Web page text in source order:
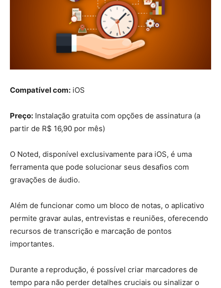
Compatível com: iOS
Preço: Instalação gratuita com opções de assinatura (a
partir de R$ 16,90 por mês)
O Noted, disponível exclusivamente para iOS, é uma
ferramenta que pode solucionar seus desafios com
gravações de áudio.
Além de funcionar como um bloco de notas, o aplicativo
permite gravar aulas, entrevistas e reuniões, oferecendo
recursos de transcrição e marcação de pontos
importantes.
Durante a reprodução, é possível criar marcadores de
tempo para não perder detalhes cruciais ou sinalizar o